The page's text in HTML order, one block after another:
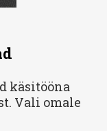
käsitööna
Vali omale